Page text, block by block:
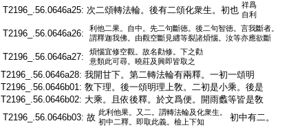
T2196_.56.0646a25: 次二頌轉法輪。後有二頌化衆生。初也 祥爲
自利
T2196_.56.0646a26:
利他二果。自中。先二句斷徳。後二句智徳。言我斷者。
謂釋迦我佛。由觀空斷見纒等裂諸煩惱。汝等亦應欲斷
T2196_.56.0646a27:
煩惱宜修空觀。故名勸修。下之勸
意類此可尋。曉莊及興即皆取之
T2196_.56.0646a28: 我開甘下。第二轉法輪有兩釋。一初一頌明
T2196_.56.0646b01: 敎下理。後一頌明理上敎。二初是小乘。後是
T2196_.56.0646b02: 大乘。且依後釋。於文爲便。開雨蠡等皆是敎
T2196_.56.0646b03: 故 此利他果。又二。謂轉法輪及化衆生。
初中二釋。即取此義。檢上下知
初中有二。